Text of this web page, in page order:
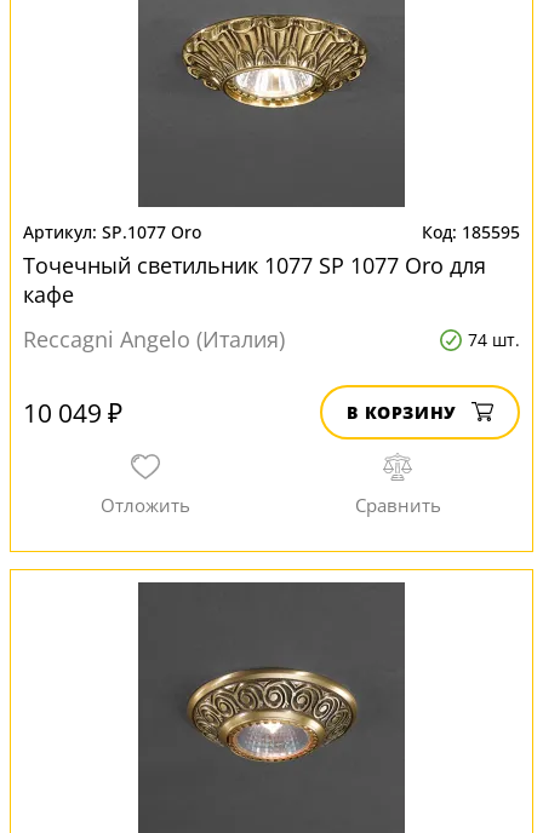
SP.1077 Oro 185595
Точечный светильник 1077 SP 1077 Oro для
кафе
Reccagni Angelo (Италия)
74 шт.
10 049 ₽ В КОРЗИНУ